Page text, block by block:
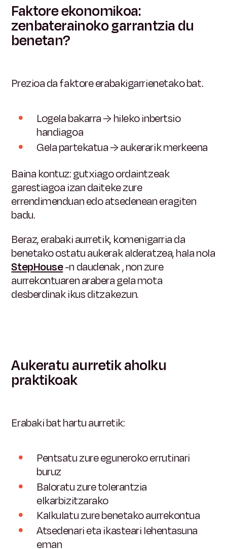
Faktore ekonomikoa:
zenbaterainoko garrantzia du
benetan?
Prezioa da faktore erabakigarrienetako bat.
Logela bakarra → hileko inbertsio
handiagoa
Gela partekatua → aukerarik merkeena
Baina kontuz: gutxiago ordaintzeak
garestiagoa izan daiteke zure
errendimenduan edo atsedenean eragiten
badu.
Beraz, erabaki aurretik, komenigarria da
benetako ostatu aukerak alderatzea, hala nola
StepHouse-n daudenak, non zure
aurrekontuaren arabera gela mota
desberdinak ikus ditzakezun.
Aukeratu aurretik aholku
praktikoak
Erabaki bat hartu aurretik:
Pentsatu zure eguneroko errutinari
buruz
Baloratu zure tolerantzia
elkarbizitzarako
Kalkulatu zure benetako aurrekontua
Atsedenari eta ikasteari lehentasuna
eman